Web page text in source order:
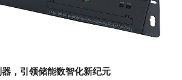
，引领储能数智化新纪元